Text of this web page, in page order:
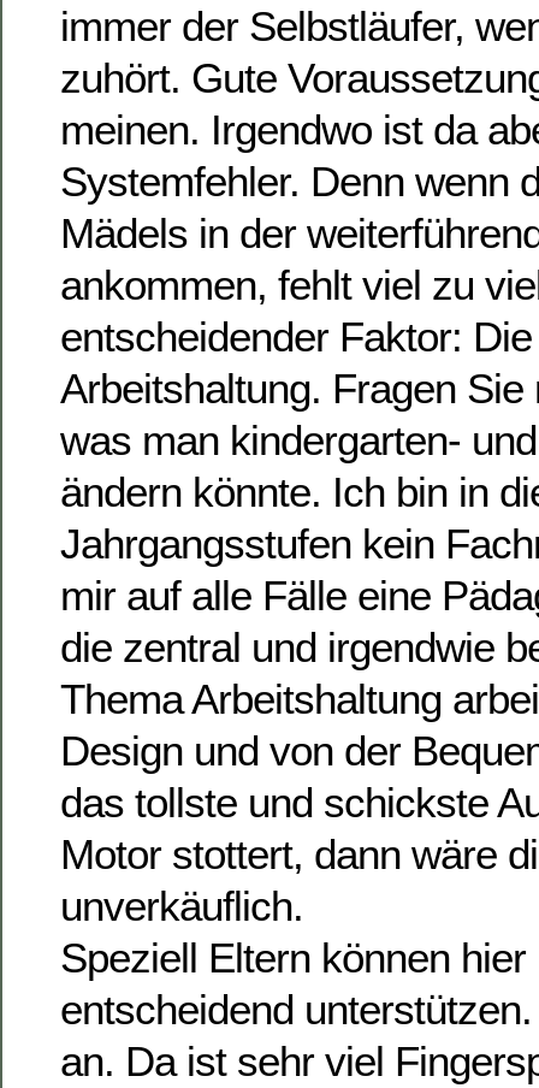
immer der Selbstläufer,
zuhört. Gute
meinen. Irgendwo ist da
Systemfehler. Denn wenn
Mädels in der
ankommen, fehlt viel zu
entscheidender Faktor:
Arbeitshaltung. Fragen
was man kindergarten-
ändern könnte. Ich bin in
Jahrgangsstufen kein
mir auf alle Fälle eine
die zentral und irgendwie
Thema Arbeitshaltung
Design und von der
das tollste und schickste
Motor stottert, dann wäre
unverkäuflich.
Speziell Eltern können hier
entscheidend
an. Da ist sehr viel